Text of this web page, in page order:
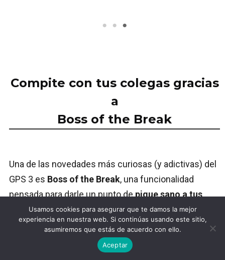
Compite con tus colegas gracias
a
Boss of the Break
Una de las novedades más curiosas (y adictivas) del
GPS 3 es Boss of the Break, una funcionalidad
pensada para darle un punto depique sano a tus
sesiones.
Usamos cookies para asegurar que te damos la mejor
experiencia en nuestra web. Si continúas usando este sitio,
asumiremos que estás de acuerdo con ello.
Aceptar